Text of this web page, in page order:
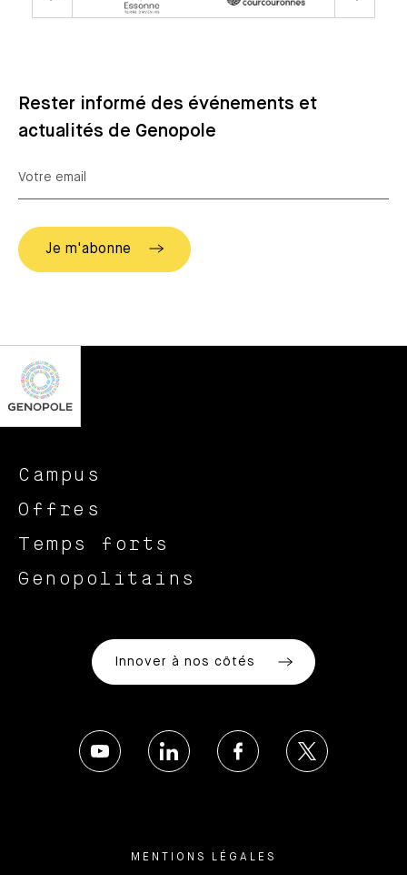
Rester informé des événements et
actualités de Genopole
Campus
Offres
Temps forts
Genopolitains
Innover à nos côtés
MENTIONS LÉGALES